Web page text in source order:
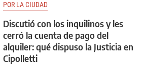
POR LA CIUDAD
Discutió con los inquilinos y les
cerró la cuenta de pago del
alquiler: qué dispuso la Justicia en
Cipolletti